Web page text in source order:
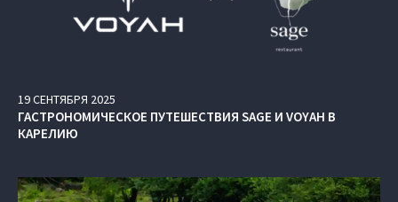
19СЕНТЯБРЯ 2025
ГАСТРОНОМИЧЕСКОЕ ПУТЕШЕСТВИЯ SAGE И VOYAH В
КАРЕЛИЮ